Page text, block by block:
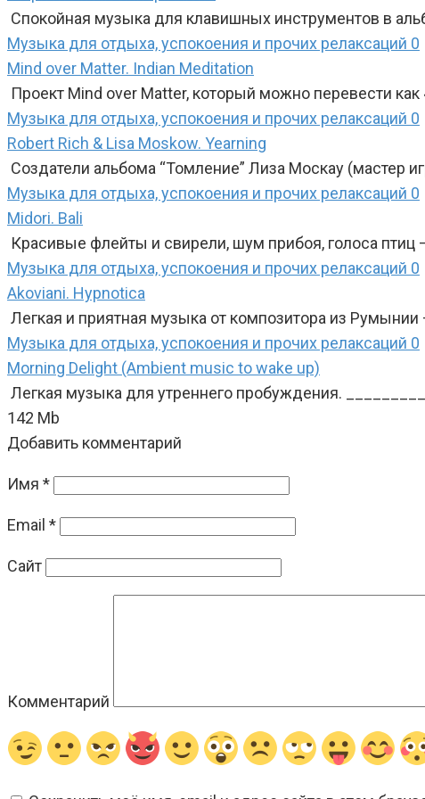
Спокойная музыка для клавишных инструментов в
Музыка для отдыха, успокоения и прочих релаксаций 0
Mind over Matter. Indian Meditation
Проект Mind over Matter, который можно перевести
Музыка для отдыха, успокоения и прочих релаксаций 0
Robert Rich & Lisa Moskow. Yearning
Создатели альбома “Томление” Лиза Москау (мастер
Музыка для отдыха, успокоения и прочих релаксаций 0
Midori. Bali
Красивые флейты и свирели, шум прибоя, голоса птиц
Музыка для отдыха, успокоения и прочих релаксаций 0
Akoviani. Hypnotica
Легкая и приятная музыка от композитора из
Музыка для отдыха, успокоения и прочих релаксаций 0
Morning Delight (Ambient music to wake up)
Легкая музыка для утреннего пробуждения.
142 Mb
Добавить комментарий
Имя *
Email *
Сайт
Комментарий